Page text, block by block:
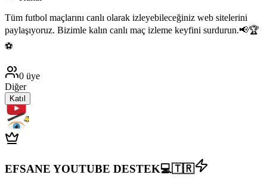
Tüm futbol maçlarını canlı olarak izleyebileceğiniz web sitelerini
paylaşıyoruz. Bizimle kalın canlı maç izleme keyfini surdurun.📢🏆
⚽
0 üye
Diğer
Katıl
EFSANE YOUTUBE DESTEK💻🇹🇷